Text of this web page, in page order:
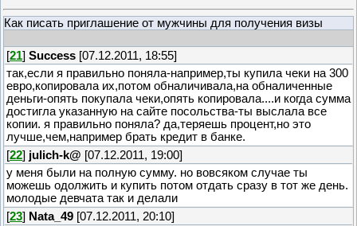
Как писать приглашение от мужчины для получения визы
[21] Success [07.12.2011, 18:55]
так,если я правильно поняла-например,ты купила чеки на 300
евро,копировала их,потом обналичивала,на обналиченные
деньги-опять покупала чеки,опять копировала....и когда сумма
достигла указанную на сайте посольства-ты выслала все
копии. я правильно поняла? да,теряешь процент,но это
лучше,чем,например брать кредит в банке.
[22] julich-k@ [07.12.2011, 19:00]
у меня были на полную сумму. но вовсяком случае ты
можешь одолжить и купить потом отдать сразу в тот же день.
молодые девчата так и делали
[23] Nata_49 [07.12.2011, 20:10]